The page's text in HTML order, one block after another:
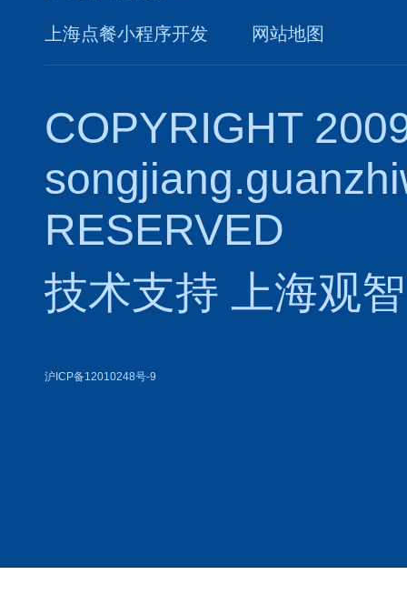
上海点餐小程序开发 网站地图
COPYRIGHT
RESERVED
技术支持
上海观
沪ICP备12010248号-9